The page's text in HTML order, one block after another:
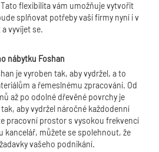
flexibilita vám umožňuje vytvořit
splňovat potřeby vaší firmy nyní i v
vyvíjet se.
nábytku Foshan
je vyroben tak, aby vydržel, a to
a řemeslnému zpracování. Od
až po odolné dřevěné povrchy je
aby vydržel náročné každodenní
pracovní prostor s vysokou frekvencí
kancelář, můžete se spolehnout, že
vašeho podnikání.